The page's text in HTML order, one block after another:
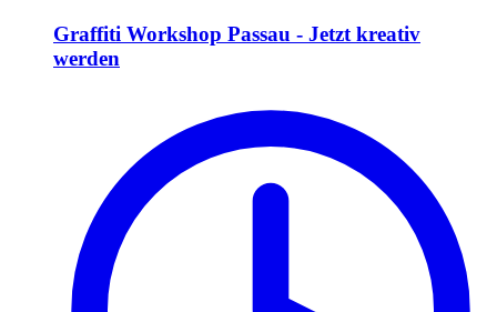
Graffiti Workshop Passau - Jetzt kreativ
werden